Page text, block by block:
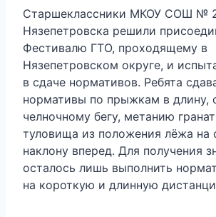
Старшеклассники МКОУ СОШ №
Нязепетровска решили
Фестивалю ГТО, проходящему в
Нязепетровском округе, и
в сдаче нормативов. Ребята
нормативы по прыжкам в длину,
челночному бегу, метанию
туловища из положения лёжа на
наклону вперед. Для получения
осталось лишь выполнить
на короткую и длинную